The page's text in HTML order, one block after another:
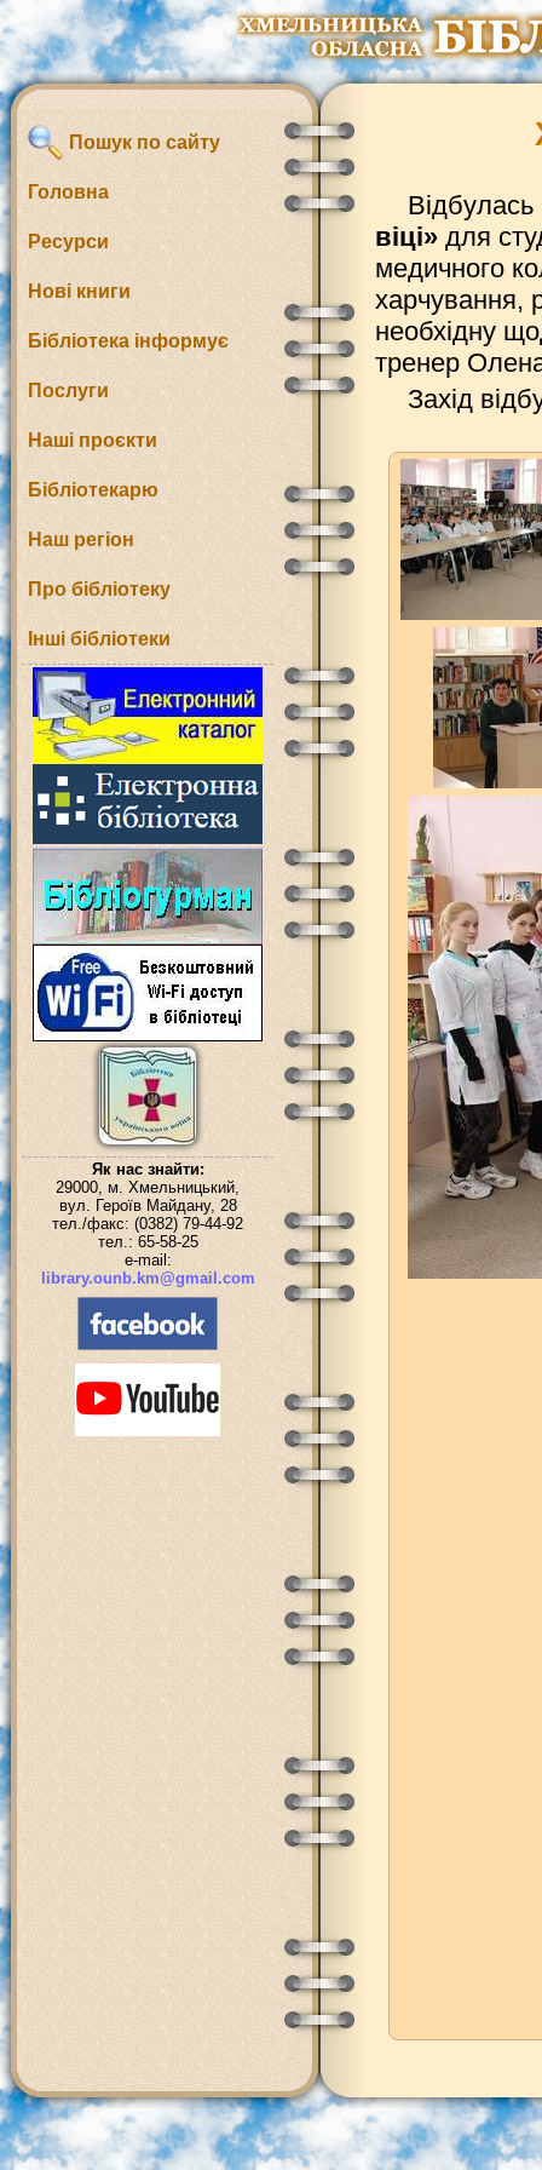
Пошук по сайту
Головна
Ресурси
Нові книги
Бібліотека інформує
Послуги
Наші проєкти
Бібліотекарю
Наш регіон
Про бібліотеку
Інші бібліотеки
Як нас знайти:
29000, м. Хмельницький,
вул. Героїв Майдану, 28
тел./факс: (0382) 79-44-92
тел.: 65-58-25
e-mail:
library.ounb.km@gmail.com
віці» для
медичного
харчування,
необхідну
тренер
Захід